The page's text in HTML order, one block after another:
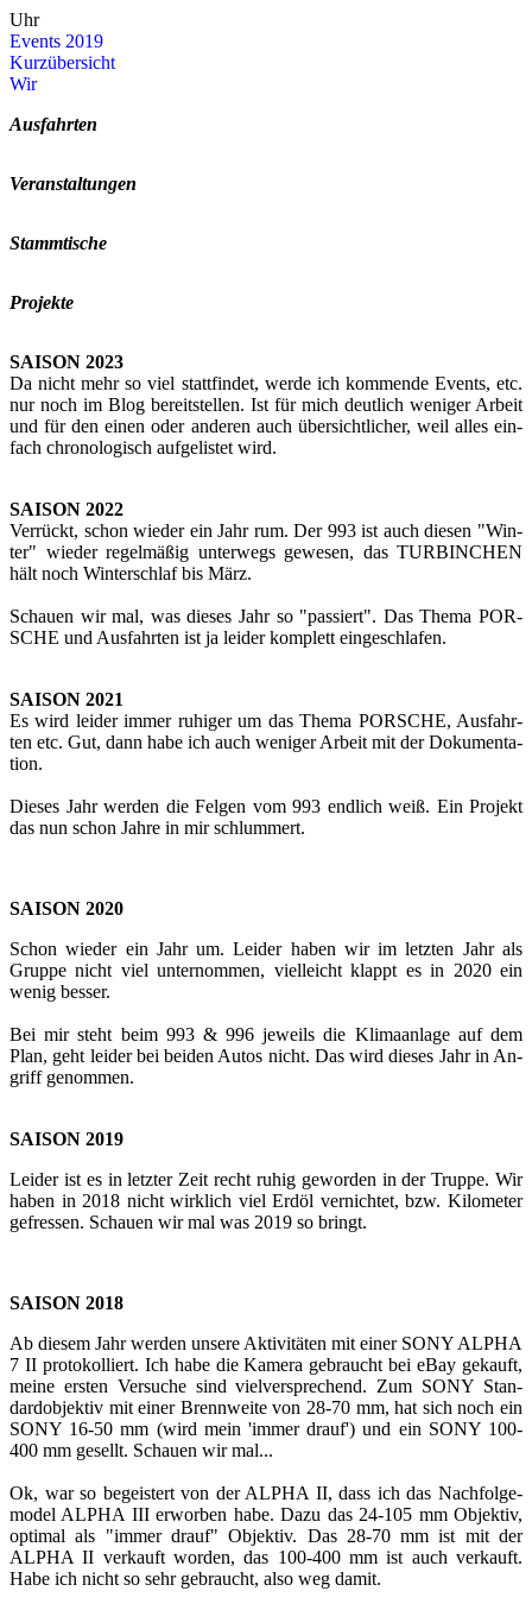
Uhr
Events 2019
Kurz­über­sicht
Wir
Aus­fahr­ten
Ver­an­stal­tun­gen
Stamm­ti­sche
Pro­jek­te
SAI­SON 2023
Da nicht mehr so viel statt­fin­det, werde ich kom­men­de Events, etc.
nur noch im Blog be­reit­stel­len. Ist für mich deut­lich we­ni­ger Ar­beit
und für den einen oder an­de­ren auch über­sicht­li­cher, weil alles ein­
fach chro­no­lo­gisch auf­ge­lis­tet wird.
SAI­SON 2022
Ver­rückt, schon wie­der ein Jahr rum. Der 993 ist auch die­sen "Win­
ter" wie­der re­gel­mä­ßig un­ter­wegs ge­we­sen, das TUR­BIN­CHEN
hält noch Win­ter­schlaf bis März.
Schau­en wir mal, was die­ses Jahr so "pas­siert". Das Thema POR­
SCHE und Aus­fahr­ten ist ja lei­der kom­plett ein­ge­schla­fen.
SAI­SON 2021
Es wird lei­der immer ru­hi­ger um das Thema POR­SCHE, Aus­fahr­
ten etc. Gut, dann habe ich auch we­ni­ger Ar­beit mit der Do­ku­men­ta­
ti­on.
Die­ses Jahr wer­den die Fel­gen vom 993 end­lich weiß. Ein Pro­jekt
das nun schon Jahre in mir schlum­mert.
SAI­SON 2020
Schon wie­der ein Jahr um. Lei­der haben wir im letz­ten Jahr als
Grup­pe nicht viel un­ter­nom­men, viel­leicht klappt es in 2020 ein
wenig bes­ser.
Bei mir steht beim 993 & 996 je­weils die Kli­ma­an­la­ge auf dem
Plan, geht lei­der bei bei­den Autos nicht. Das wird die­ses Jahr in An­
griff ge­nom­men.
SAI­SON 2019
Lei­der ist es in letz­ter Zeit recht ruhig ge­wor­den in der Trup­pe. Wir
haben in 2018 nicht wirk­lich viel Erdöl ver­nich­tet, bzw. Ki­lo­me­ter
ge­fres­sen. Schau­en wir mal was 2019 so bringt.
SAI­SON 2018
Ab die­sem Jahr wer­den un­se­re Ak­ti­vi­tä­ten mit einer SONY ALPHA
7 II pro­to­kol­liert. Ich habe die Ka­me­ra ge­braucht bei eBay ge­kauft,
meine ers­ten Ver­su­che sind viel­ver­spre­chend. Zum SONY Stan­
dard­ob­jek­tiv mit einer Brenn­wei­te von 28-70 mm, hat sich noch ein
SONY 16-50 mm (wird mein 'immer drauf') und ein SONY 100-
400 mm ge­sellt. Schau­en wir mal...
Ok, war so be­geis­tert von der ALPHA II, dass ich das Nach­fol­ge­
mo­del ALPHA III er­wor­ben habe. Dazu das 24-105 mm Ob­jek­tiv,
op­ti­mal als "immer drauf" Ob­jek­tiv. Das 28-70 mm ist mit der
ALPHA II ver­kauft wor­den, das 100-400 mm ist auch ver­kauft.
Habe ich nicht so sehr ge­braucht, also weg damit.